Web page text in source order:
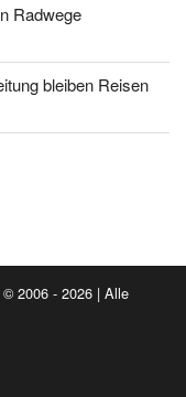
Radwege
bleiben Reisen
© 2006 - 2026 | Alle